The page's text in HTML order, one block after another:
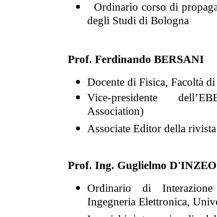
Ordinario corso di
degli Studi di Bologna
Prof. Ferdinando BERSANI
Docente di Fisica, Facoltà
Vice-presidente
Association)
Associate Editor della
Prof. Ing. Guglielmo D'INZEO
Ordinario di Interazione
Ingegneria Elettronica,